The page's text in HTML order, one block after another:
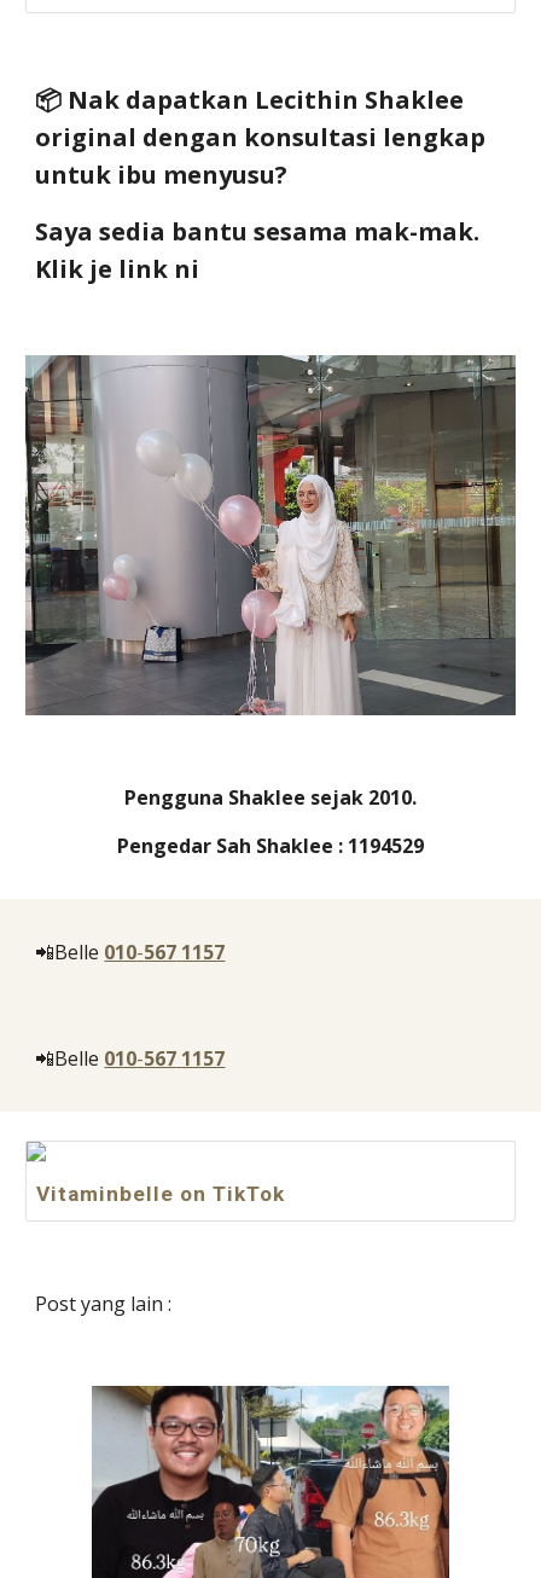
📦 Nak dapatkan Lecithin Shaklee
original dengan konsultasi lengkap
untuk ibu menyusu?
Saya sedia bantu sesama mak-mak.
Klik je link ni
Pengguna Shaklee sejak 2010.
Pengedar Sah Shaklee : 1194529
📲Belle 010-567 1157
📲Belle 010-567 1157
Vitaminbelle on TikTok
Post yang lain :